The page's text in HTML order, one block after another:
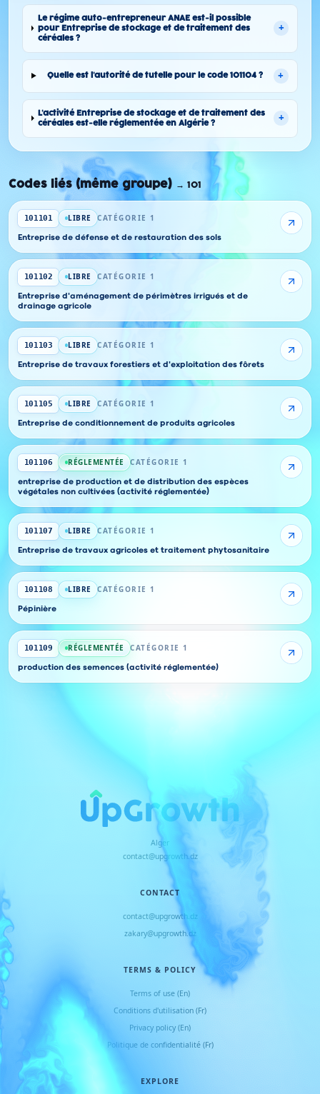
Le régime auto-entrepreneur ANAE est-il possible
pour Entreprise de stockage et de traitement des
céréales ?
+
Quelle est l'autorité de tutelle pour le code 101104 ? +
L'activité Entreprise de stockage et de traitement des
céréales est-elle réglementée en Algérie ?
+
Codes liés (même groupe) → 101
101101 LIBRE CATÉGORIE 1
Entreprise de défense et de restauration des sols
101102 LIBRE CATÉGORIE 1
Entreprise d'aménagement de périmètres irrigués et de
drainage agricole
101103 LIBRE CATÉGORIE 1
Entreprise de travaux forestiers et d'exploitation des fôrets
101105 LIBRE CATÉGORIE 1
Entreprise de conditionnement de produits agricoles
101106 RÉGLEMENTÉE CATÉGORIE 1
entreprise de production et de distribution des espèces
végétales non cultivées (activité réglementée)
101107 LIBRE CATÉGORIE 1
Entreprise de travaux agricoles et traitement phytosanitaire
101108 LIBRE CATÉGORIE 1
Pépinière
101109 RÉGLEMENTÉE CATÉGORIE 1
production des semences (activité réglementée)
Alger
contact@upgrowth.dz
CONTACT
contact@upgrowth.dz
zakary@upgrowth.dz
TERMS & POLICY
Terms of use (En)
Conditions d'utilisation (Fr)
Privacy policy (En)
Politique de confidentialité (Fr)
EXPLORE